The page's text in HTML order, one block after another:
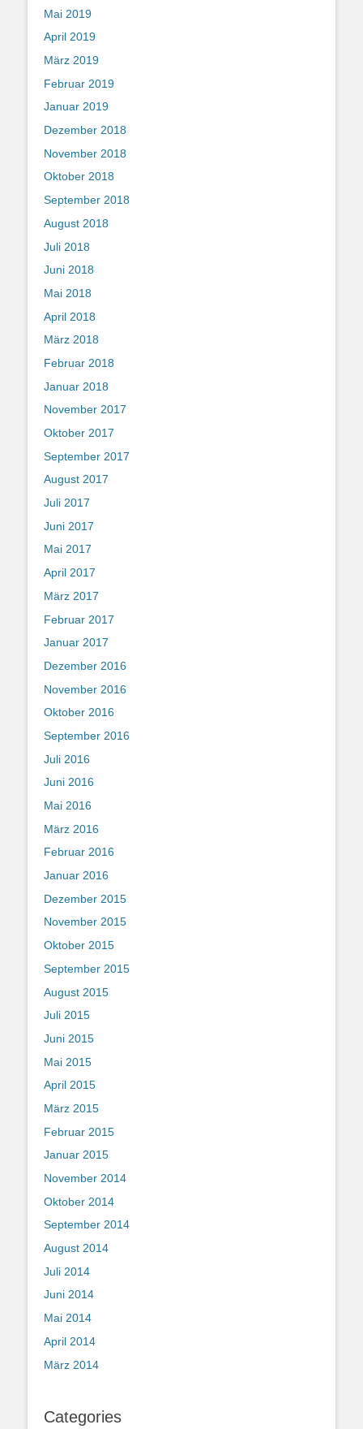
Mai 2019
April 2019
März 2019
Februar 2019
Januar 2019
Dezember 2018
November 2018
Oktober 2018
September 2018
August 2018
Juli 2018
Juni 2018
Mai 2018
April 2018
März 2018
Februar 2018
Januar 2018
November 2017
Oktober 2017
September 2017
August 2017
Juli 2017
Juni 2017
Mai 2017
April 2017
März 2017
Februar 2017
Januar 2017
Dezember 2016
November 2016
Oktober 2016
September 2016
Juli 2016
Juni 2016
Mai 2016
März 2016
Februar 2016
Januar 2016
Dezember 2015
November 2015
Oktober 2015
September 2015
August 2015
Juli 2015
Juni 2015
Mai 2015
April 2015
März 2015
Februar 2015
Januar 2015
November 2014
Oktober 2014
September 2014
August 2014
Juli 2014
Juni 2014
Mai 2014
April 2014
März 2014
Categories